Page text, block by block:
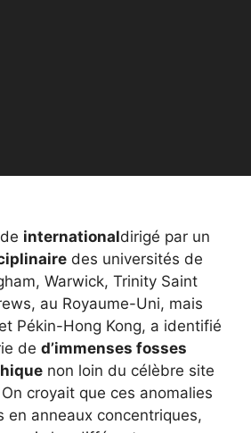
internationaldirigé par un
des universités de
Warwick, Trinity Saint
au Royaume-Uni, mais
Pékin-Hong Kong, a identifié
de d’immenses fosses
non loin du célèbre site
croyait que ces anomalies
en anneaux concentriques,